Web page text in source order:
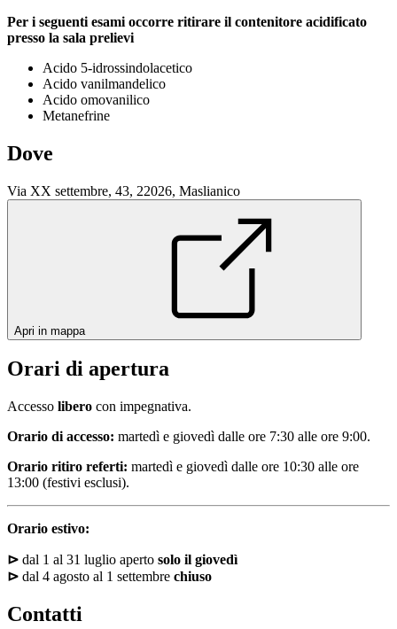
Per i seguenti esami occorre ritirare il contenitore acidificato
presso la sala prelievi
Acido 5-idrossindolacetico
Acido vanilmandelico
Acido omovanilico
Metanefrine
Dove
Via XX settembre, 43, 22026, Maslianico
Apri in mappa
Orari di apertura
Accesso libero con impegnativa.
Orario di accesso: martedì e giovedì dalle ore 7:30 alle ore 9:00.
Orario ritiro referti: martedì e giovedì dalle ore 10:30 alle ore
13:00 (festivi esclusi).
Orario estivo:
⊳ dal 1 al 31 luglio aperto solo il giovedì
⊳ dal 4 agosto al 1 settembre chiuso
Contatti